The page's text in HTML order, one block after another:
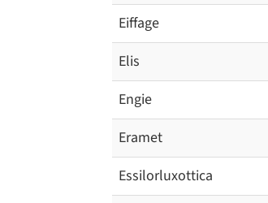
Eiffage
Elis
Engie
Eramet
Essilorluxottica